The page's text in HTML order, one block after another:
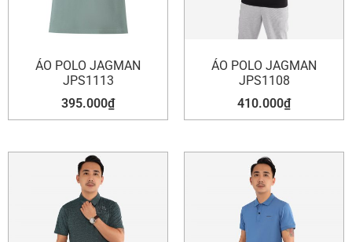
ÁO POLO JAGMAN
JPS1113
395.000₫
ÁO POLO JAGMAN
JPS1108
410.000₫